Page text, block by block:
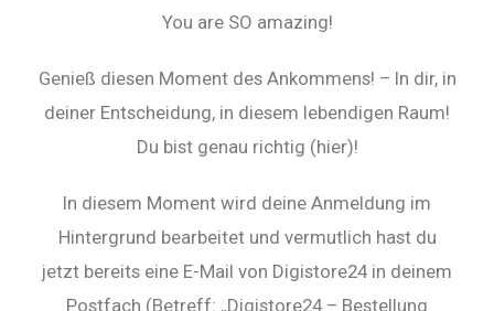
You are SO amazing!
Genieß diesen Moment des Ankommens! – In dir, in
deiner Entscheidung, in diesem lebendigen Raum!
Du bist genau richtig (hier)!
In diesem Moment wird deine Anmeldung im
Hintergrund bearbeitet und vermutlich hast du
jetzt bereits eine E-Mail von Digistore24 in deinem
Postfach (Betreff: „Digistore24 – Bestellung